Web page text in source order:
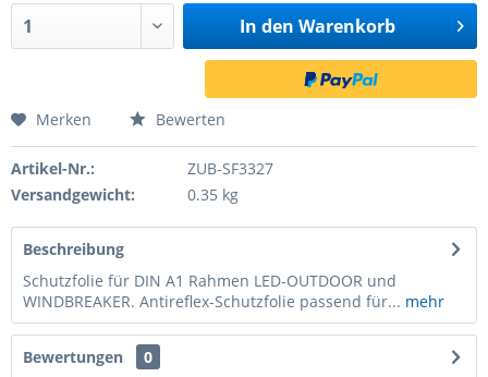
In den Warenkorb
Merken Bewerten
Artikel-Nr.:
ZUB-SF3327
Versandgewicht:
0.35 kg
Beschreibung
Schutzfolie für DIN A1 Rahmen LED-OUTDOOR und
WINDBREAKER. Antireflex-Schutzfolie passend für... mehr
Bewertungen
0